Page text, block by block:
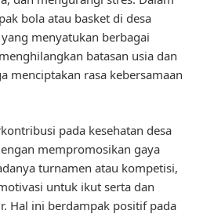
bola atau basket di desa
menyatukan berbagai
batasan usia dan
menciptakan rasa kebersamaan
pada kesehatan desa
mempromosikan gaya
turnamen atau kompetisi,
untuk ikut serta dan
Hal ini berdampak positif pada